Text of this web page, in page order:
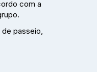
com a
de passeio,